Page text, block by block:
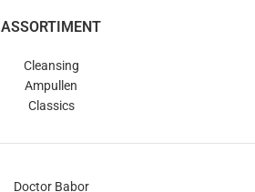
ASSORTIMENT
Cleansing
Ampullen
Classics
Doctor Babor